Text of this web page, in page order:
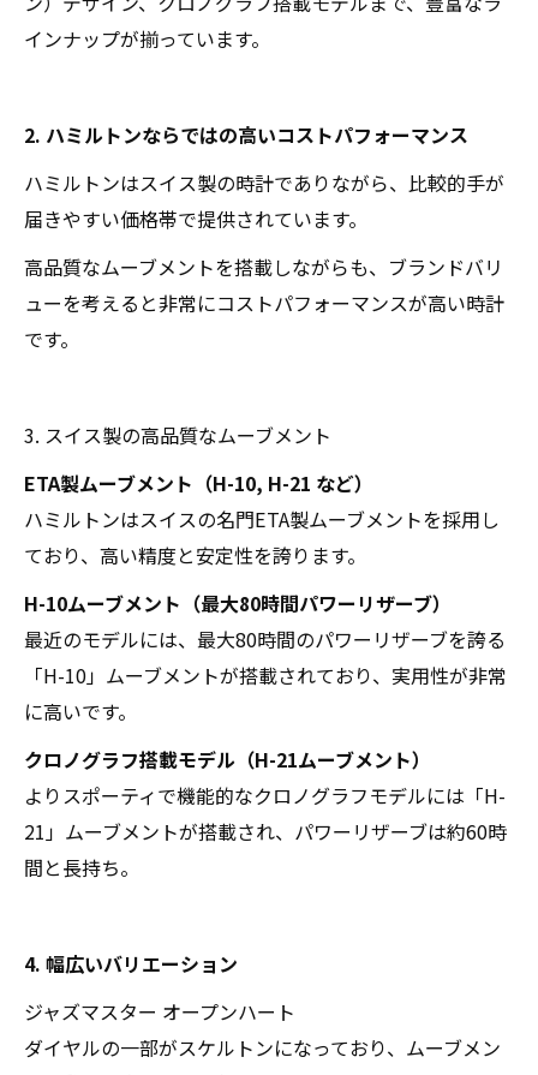
インナップが揃っています。
2. ハミルトンならではの高いコストパフォーマンス
ハミルトンはスイス製の時計でありながら、比較的手が
届きやすい価格帯で提供されています。
高品質なムーブメントを搭載しながらも、ブランドバリ
ューを考えると非常にコストパフォーマンスが高い時計
です。
3. スイス製の高品質なムーブメント
ETA製ムーブメント（H-10, H-21 など）
ハミルトンはスイスの名門ETA製ムーブメントを採用し
ており、高い精度と安定性を誇ります。
H-10ムーブメント（最大80時間パワーリザーブ）
最近のモデルには、最大80時間のパワーリザーブを誇る
「H-10」ムーブメントが搭載されており、実用性が非常
に高いです。
クロノグラフ搭載モデル（H-21ムーブメント）
よりスポーティで機能的なクロノグラフモデルには「H-
21」ムーブメントが搭載され、パワーリザーブは約60時
間と長持ち。
4. 幅広いバリエーション
ジャズマスター オープンハート
ダイヤルの一部がスケルトンになっており、ムーブメン